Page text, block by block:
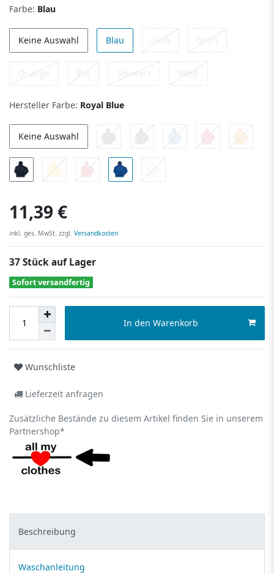
Farbe: Blau
Keine Auswahl Blau Gelb Grün
Orange Rot Schwarz Weiß
Hersteller Farbe: Royal Blue
Keine Auswahl
11,39 €
inkl. ges. MwSt. zzgl. Versandkosten
37 Stück auf Lager
Sofort versandfertig
In den Warenkorb
Wunschliste
Lieferzeit anfragen
Zusätzliche Bestände zu diesem Artikel finden Sie in unserem
Partnershop*
Beschreibung
Waschanleitung